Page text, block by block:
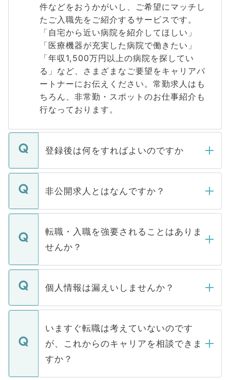
件などをおうかがいし、ご希望にマッチし
たご入職先をご紹介するサービスです。
「自宅から近い病院を紹介してほしい」
「医療機器が充実した病院で働きたい」
「年収1,500万円以上の病院を探してい
る」など、さまざまなご要望をキャリアパ
ートナーにお伝えください。常勤求人はも
ちろん、非常勤・スポットのお仕事紹介も
行なっております。
登録後は何をすればよいのですか
ご登録いただきましたら、弊社担当者がご
登録内容を確認し、その後メールもしくは
ます。通常、5営業日以内にはご連絡をせて
いただきますので、しばらくお待ちくださ
非公開求人とはなんですか？
マイナビDOCTORで取り扱っている求人の
うち約3割は、Webサイトからご覧いただ
けない「非公開求人」です。非公開求人は
下記の理由によって、一般には公開してい
ません。
■応募殺到を避けるため 人気のある医療機
関を公にしてしまうと、応募が殺到する場
に、医療機関が求める条件に合った人材の
みを人材紹介会社に依頼するケースが増え
ています。
転職・入職を強要されることはありま
せんか？
転職・入職を強要することは一切ありませ
ん。また、仮に応募先から内定をいただい
定を承諾する必要はありません。内定先へ
の辞退の連絡はキャリアパートナーが行い
個人情報は漏えいしませんか？
個人情報が漏えいすることはありませんの
で、ご安心ください。当サイトからの登録
などで収集したご登録者様の個人情報は、
ご本人のキャリアアップおよび転職活動の
支援を目的に使用いたします。お預かりし
ているすべての個人データはご本人の許可
いますぐ転職は考えていないのです
が、これからのキャリアを相談できま
すか？